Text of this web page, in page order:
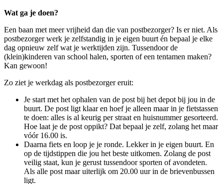
Wat ga je doen?
Een baan met meer vrijheid dan die van postbezorger? Is er niet. Als
postbezorger werk je zelfstandig in je eigen buurt én bepaal je elke
dag opnieuw zelf wat je werktijden zijn. Tussendoor de
(klein)kinderen van school halen, sporten of een tentamen maken?
Kan gewoon!
Zo ziet je werkdag als postbezorger eruit:
Je start met het ophalen van de post bij het depot bij jou in de
buurt. De post ligt klaar en hoef je alleen maar in je fietstassen
te doen: alles is al keurig per straat en huisnummer gesorteerd.
Hoe laat je de post oppikt? Dat bepaal je zelf, zolang het maar
vóór 16.00 is.
Daarna fiets en loop je je ronde. Lekker in je eigen buurt. En
op de tijdstippen die jou het beste uitkomen. Zolang de post
veilig staat, kun je gerust tussendoor sporten of avondeten.
Als alle post maar uiterlijk om 20.00 uur in de brievenbussen
ligt.